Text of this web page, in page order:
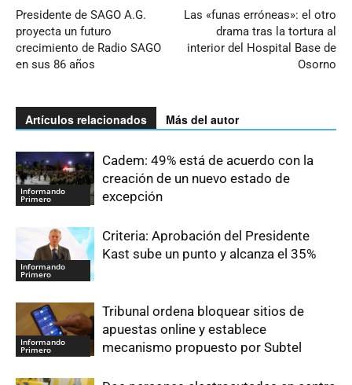
Presidente de SAGO A.G.
proyecta un futuro
crecimiento de Radio SAGO
en sus 86 años
Las «funas erróneas»: el otro
drama tras la tortura al
interior del Hospital Base de
Osorno
Artículos relacionados Más del autor
Informando
Primero
Cadem: 49% está de acuerdo con la
creación de un nuevo estado de
excepción
Informando
Primero
Criteria: Aprobación del Presidente
Kast sube un punto y alcanza el 35%
Informando
Primero
Tribunal ordena bloquear sitios de
apuestas online y establece
mecanismo propuesto por Subtel